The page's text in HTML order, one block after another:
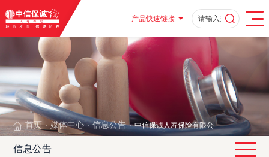
产品快速链接
首页 · 媒体中心 · 信息公告 · 中信保诚人寿保险有限公司新乡中心支公
信息公告